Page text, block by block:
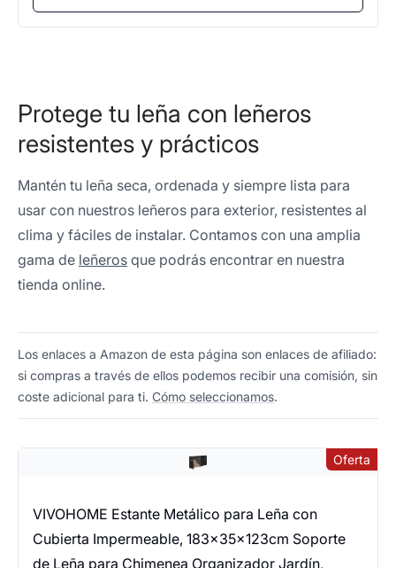
Protege tu leña con leñeros
resistentes y prácticos
Mantén tu leña seca, ordenada y siempre lista para
usar con nuestros leñeros para exterior, resistentes al
clima y fáciles de instalar. Contamos con una amplia
gama de leñeros que podrás encontrar en nuestra
tienda online.
Los enlaces a Amazon de esta página son enlaces de afiliado:
si compras a través de ellos podemos recibir una comisión, sin
coste adicional para ti. Cómo seleccionamos.
Oferta
VIVOHOME Estante Metálico para Leña con
Cubierta Impermeable, 183×35×123cm Soporte
de Leña para Chimenea Organizador Jardín,